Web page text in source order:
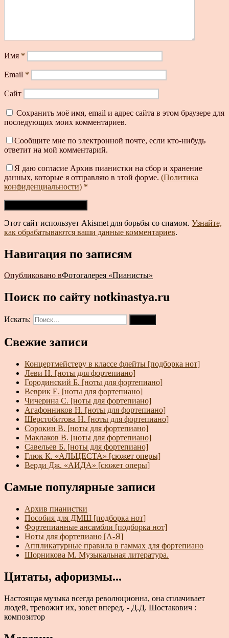
Имя *
Email *
Сайт
Сохранить моё имя, email и адрес сайта в этом браузере для
последующих моих комментариев.
Сообщите мне по электронной почте, если кто-нибудь
ответит на мой комментарий.
Я даю согласие Архив пианистки на сбор и хранение
данных, которые я отправляю в этой форме. (Политика
конфиденциальности) *
Этот сайт использует Akismet для борьбы со спамом. Узнайте,
как обрабатываются ваши данные комментариев.
Навигация по записям
Опубликовано вФотогалерея «Пианисты»
Поиск по сайту notkinastya.ru
Искать:
Свежие записи
Концертмейстеру в классе флейты [подборка нот]
Леви Н. [ноты для фортепиано]
Городинский Б. [ноты для фортепиано]
Веврик Е. [ноты для фортепиано]
Чичерина С. [ноты для фортепиано]
Агафонников Н. [ноты для фортепиано]
Шерстобитова Н. [ноты для фортепиано]
Сорокин В. [ноты для фортепиано]
Маклаков В. [ноты для фортепиано]
Савельев Б. [ноты для фортепиано]
Глюк К. «АЛЬЦЕСТА» [сюжет оперы]
Верди Дж. «АИДА» [сюжет оперы]
Самые популярные записи
Архив пианистки
Пособия для ДМШ [подборка нот]
Фортепианные ансамбли [подборка нот]
Ноты для фортепиано [А-Я]
Аппликатурные правила в гаммах для фортепиано
Шорникова М. Музыкальная литература.
Цитаты, афоризмы...
Настоящая музыка всегда революционна, она сплачивает
людей, тревожит их, зовет вперед. - Д.Д. Шостакович :
композитор